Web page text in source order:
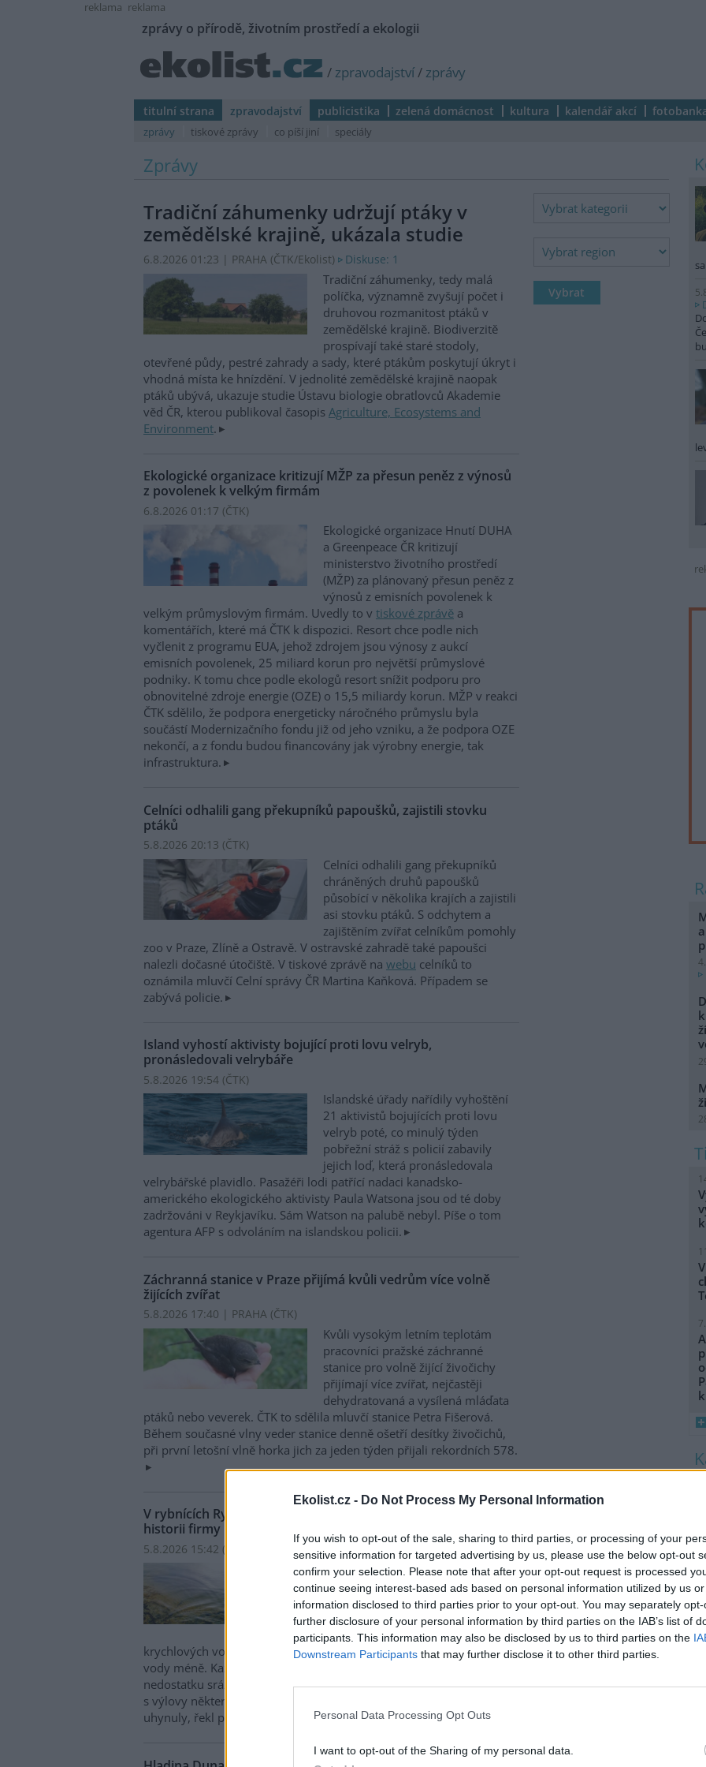
Ekolist.cz - Do Not Process My Personal Information
If you wish to opt-out of the sale, sharing to third parties, or processing of your
sensitive information for targeted advertising by us, please use the below opt-out
confirm your selection. Please note that after your opt-out request is processed
continue seeing interest-based ads based on personal information utilized by us
information disclosed to third parties prior to your opt-out. You may separately
further disclosure of your personal information by third parties on the IAB’s list of
participants. This information may also be disclosed by us to third parties on the
Downstream Participants that may further disclose it to other third parties.
Personal Data Processing Opt Outs
I want to opt-out of the Sharing of my personal data.
reklama reklama
zprávy o přírodě, životním prostředí a ekologii
/ zpravodajství/ zprávy
titulní strana zpravodajství publicistika zelená domácnost kultura kalendář akcí
zprávy tiskové zprávy co píší jiní speciály
Zprávy
Tradiční záhumenky udržují ptáky v
zemědělské krajině, ukázala studie
6.8.2026 01:23 | PRAHA (ČTK/Ekolist) Diskuse: 1
Tradiční záhumenky, tedy malá
políčka, významně zvyšují počet i
druhovou rozmanitost ptáků v
zemědělské krajině. Biodiverzitě
prospívají také staré stodoly,
otevřené půdy, pestré zahrady a sady, které ptákům poskytují úkryt i
vhodná místa ke hnízdění. V jednolité zemědělské krajině naopak
ptáků ubývá, ukazuje studie Ústavu biologie obratlovců Akademie
věd ČR, kterou publikoval časopis Agriculture, Ecosystems and
Environment.
Ekologické organizace kritizují MŽP za přesun peněz z výnosů
z povolenek k velkým firmám
6.8.2026 01:17 (ČTK)
Ekologické organizace Hnutí DUHA
a Greenpeace ČR kritizují
ministerstvo životního prostředí
(MŽP) za plánovaný přesun peněz z
výnosů z emisních povolenek k
velkým průmyslovým firmám. Uvedly to v tiskové zprávě a
komentářích, které má ČTK k dispozici. Resort chce podle nich
vyčlenit z programu EUA, jehož zdrojem jsou výnosy z aukcí
emisních povolenek, 25 miliard korun pro největší průmyslové
podniky. K tomu chce podle ekologů resort snížit podporu pro
obnovitelné zdroje energie (OZE) o 15,5 miliardy korun. MŽP v reakci
ČTK sdělilo, že podpora energeticky náročného průmyslu byla
součástí Modernizačního fondu již od jeho vzniku, a že podpora OZE
nekončí, a z fondu budou financovány jak výrobny energie, tak
infrastruktura.
Celníci odhalili gang překupníků papoušků, zajistili stovku
ptáků
5.8.2026 20:13 (ČTK)
Celníci odhalili gang překupníků
chráněných druhů papoušků
působící v několika krajích a zajistili
asi stovku ptáků. S odchytem a
zajištěním zvířat celníkům pomohly
zoo v Praze, Zlíně a Ostravě. V ostravské zahradě také papoušci
nalezli dočasné útočiště. V tiskové zprávě na webu celníků to
oznámila mluvčí Celní správy ČR Martina Kaňková. Případem se
zabývá policie.
Island vyhostí aktivisty bojující proti lovu velryb,
pronásledovali velrybáře
5.8.2026 19:54 (ČTK)
Islandské úřady nařídily vyhoštění
21 aktivistů bojujících proti lovu
velryb poté, co minulý týden
pobřežní stráž s policií zabavily
jejich loď, která pronásledovala
velrybářské plavidlo. Pasažéři lodi patřící nadaci kanadsko-
amerického ekologického aktivisty Paula Watsona jsou od té doby
zadržováni v Reykjavíku. Sám Watson na palubě nebyl. Píše o tom
agentura AFP s odvoláním na islandskou policii.
Záchranná stanice v Praze přijímá kvůli vedrům více volně
žijících zvířat
5.8.2026 17:40 | PRAHA (ČTK)
Kvůli vysokým letním teplotám
pracovníci pražské záchranné
stanice pro volně žijící živočichy
přijímají více zvířat, nejčastěji
dehydratovaná a vysílená mláďata
ptáků nebo veverek. ČTK to sdělila mluvčí stanice Petra Fišerová.
Během současné vlny veder stanice denně ošetří desítky živočichů,
při první letošní vlně horka jich za jeden týden přijali rekordních 578.
V rybnících Rybářství Třeboň vyschla třetina vody, nejvíce v
historii firmy
5.8.2026 15:42 (
V rybnících Rybářství Třeboň, které
hospodaří na 8000 hektarech vodní
plochy, chybí více než třetina vody.
Oproti běžnému zdržovaném
objemu 75 milionů metrů
krychlových vody je v rybnících o 28 milionů metrů krychlových
vody méně. Každý týden se kvůli extrémně vysokým teplotám a
nedostatku srážek odpaří další 2,5 procenta. Kvůli suchu začali rybáři
s výlovy některých rybníků předčasně, protože by jinak ryby
uhynuly, řekl provozní ředitel Rybářství Třeboň Vladimír Kukačka.